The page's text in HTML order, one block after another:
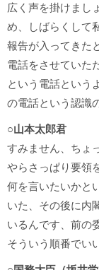
広く声を掛けまし
め、しばらくして
報告が入ってきた
電話をさせていた
という電話という
の電話という認識
○山本太郎君
すみません、ちょ
やらさっぱり要領
何を言いたいかと
いた、その後に内
いるんです、前の
そういう順番でい